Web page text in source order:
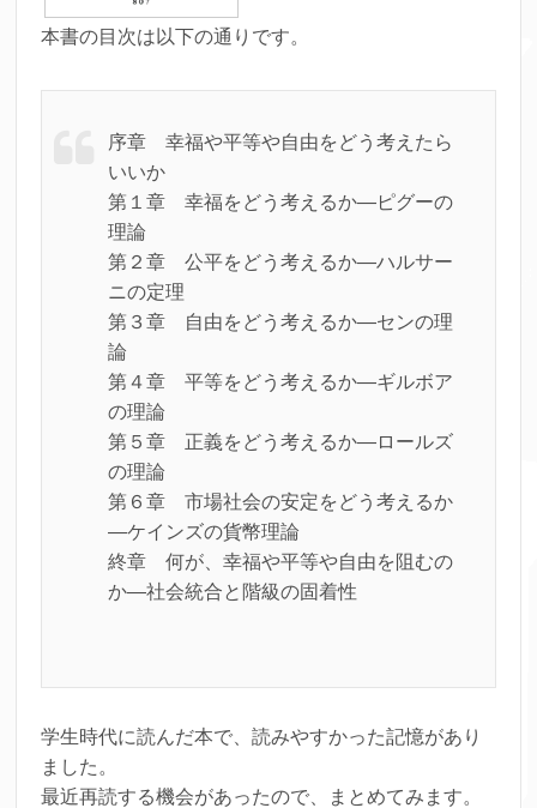
本書の目次は以下の通りです。
序章 幸福や平等や自由をどう考えたら
いいか
第１章 幸福をどう考えるか―ピグーの
理論
第２章 公平をどう考えるか―ハルサー
ニの定理
第３章 自由をどう考えるか―センの理
論
第４章 平等をどう考えるか―ギルボア
の理論
第５章 正義をどう考えるか―ロールズ
の理論
第６章 市場社会の安定をどう考えるか
―ケインズの貨幣理論
終章 何が、幸福や平等や自由を阻むの
か―社会統合と階級の固着性
学生時代に読んだ本で、読みやすかった記憶があり
ました。
最近再読する機会があったので、まとめてみます。